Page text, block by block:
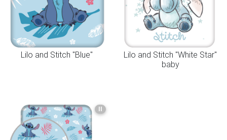
Lilo and Stitch "Blue"
Lilo and Stitch "White Star"
baby
II